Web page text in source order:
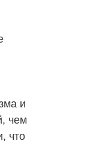
и
чем
что